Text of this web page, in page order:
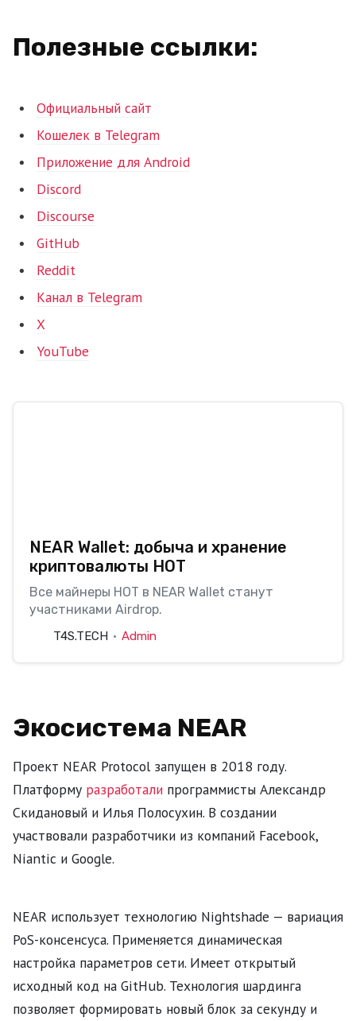
Полезные ссылки:
Официальный сайт
Кошелек в Telegram
Приложение для Android
Discord
Discourse
GitHub
Reddit
Канал в Telegram
X
YouTube
NEAR Wallet: добыча и хранение
криптовалюты HOT
Все майнеры HOT в NEAR Wallet станут
участниками Airdrop.
T4S.TECH Admin
Экосистема NEAR
Проект NEAR Protocol запущен в 2018 году.
Платформу разработали программисты Александр
Скидановый и Илья Полосухин. В создании
участвовали разработчики из компаний Facebook,
Niantic и Google.
NEAR использует технологию Nightshade — вариация
PoS-консенсуса. Применяется динамическая
настройка параметров сети. Имеет открытый
исходный код на GitHub. Технология шардинга
позволяет формировать новый блок за секунду и